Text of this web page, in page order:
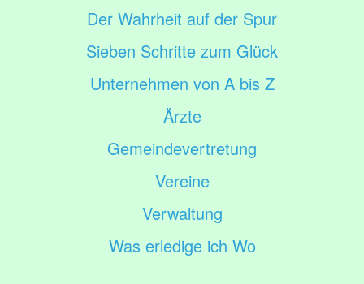
Der Wahrheit auf der Spur
Sieben Schritte zum Glück
Unternehmen von A bis Z
Ärzte
Gemeindevertretung
Vereine
Verwaltung
Was erledige ich Wo